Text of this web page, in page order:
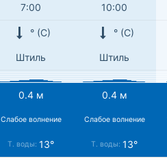
7:00 10:00
° (С) ° (С)
Штиль Штиль
0.4 м 0.4 м
Слабое волнение Слабое волнение
Т. воды: 13° Т. воды: 13°